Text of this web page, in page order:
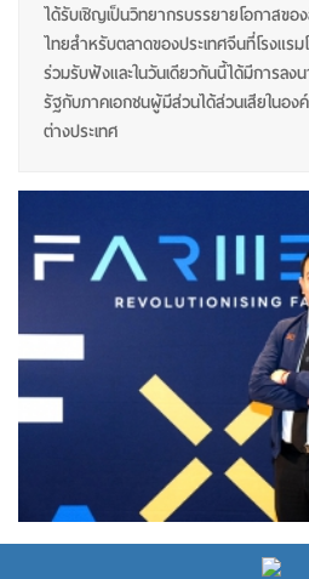
ได้รับเชิญเป็นวิทยากรบรรยายโอกาสขอ
ไทยสำหรับตลาดของประเทศจีนที่โรงแร
ร่วมรับฟังและในวันเดียวกันนี้ได้มีการล
รัฐกับภาคเอกชนผู้มีส่วนได้ส่วนเสียในอง
ต่างประเทศ